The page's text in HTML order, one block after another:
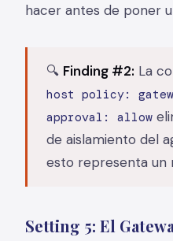
hacer antes de poner
🔍 Finding #2: La
host policy:
approval: allow
de aislamiento del
esto representa un
Setting 5: El